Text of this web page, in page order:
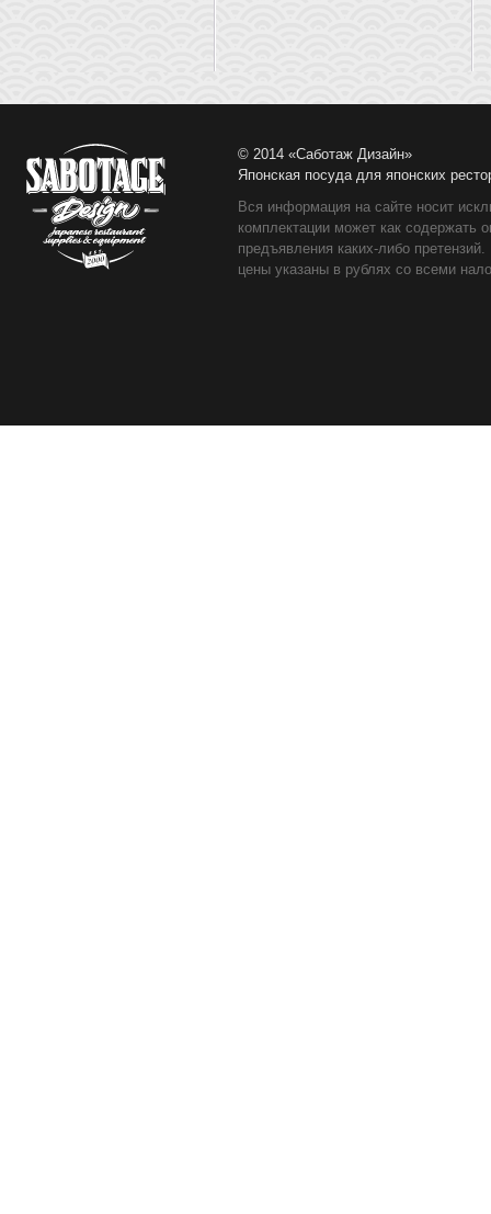
© 2014 «Саботаж Дизайн»
Японская посуда для японских
Вся информация на сайте носит
комплектации может как содержать
предъявления каких-либо
цены указаны в рублях со всеми